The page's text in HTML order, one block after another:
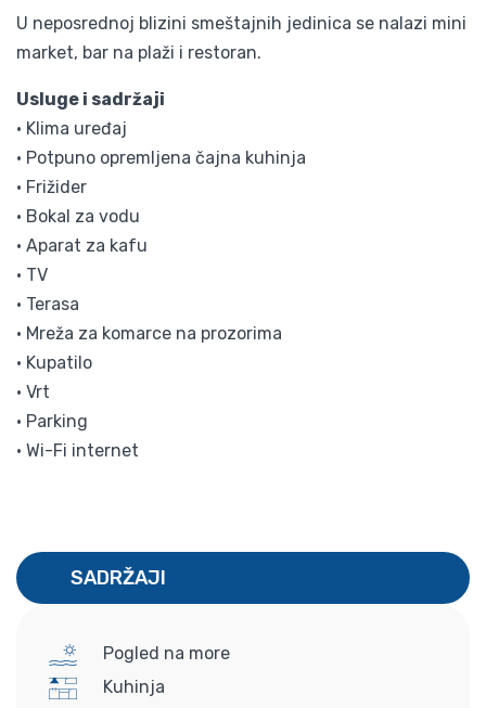
U neposrednoj blizini smeštajnih jedinica se nalazi mini
market, bar na plaži i restoran.
Usluge i sadržaji
• Klima uređaj
• Potpuno opremljena čajna kuhinja
• Frižider
• Bokal za vodu
• Aparat za kafu
• TV
• Terasa
• Mreža za komarce na prozorima
• Kupatilo
• Vrt
• Parking
• Wi-Fi internet
SADRŽAJI
Pogled na more
Kuhinja